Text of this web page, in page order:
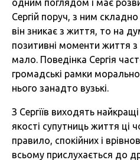
одним поглядом і має
Сергій поруч, з ним
він зникає з життя, то на
позитивні моменти життя з
мало. Поведінка Сергія
громадські рамки
нього занадто вузькі.
З Сергїїв виходять
якості супутниць життя ці
правило, спокійних і
всьому прислухається до